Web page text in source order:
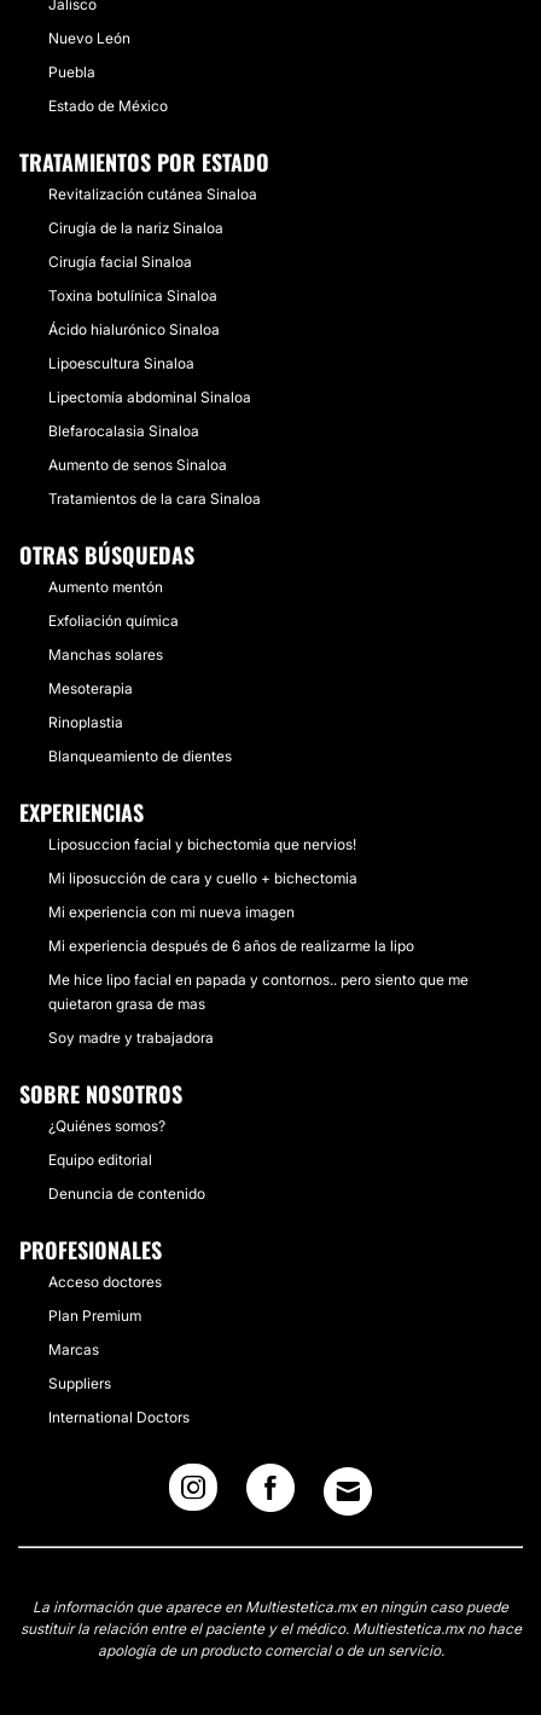
Jalisco
Nuevo León
Puebla
Estado de México
TRATAMIENTOS POR ESTADO
Revitalización cutánea Sinaloa
Cirugía de la nariz Sinaloa
Cirugía facial Sinaloa
Toxina botulínica Sinaloa
Ácido hialurónico Sinaloa
Lipoescultura Sinaloa
Lipectomía abdominal Sinaloa
Blefarocalasia Sinaloa
Aumento de senos Sinaloa
Tratamientos de la cara Sinaloa
OTRAS BÚSQUEDAS
Aumento mentón
Exfoliación química
Manchas solares
Mesoterapia
Rinoplastia
Blanqueamiento de dientes
EXPERIENCIAS
Liposuccion facial y bichectomia que nervios!
Mi liposucción de cara y cuello + bichectomia
Mi experiencia con mi nueva imagen
Mi experiencia después de 6 años de realizarme la lipo
Me hice lipo facial en papada y contornos.. pero siento que me
quietaron grasa de mas
Soy madre y trabajadora
SOBRE NOSOTROS
¿Quiénes somos?
Equipo editorial
Denuncia de contenido
PROFESIONALES
Acceso doctores
Plan Premium
Marcas
Suppliers
International Doctors
La información que aparece en Multiestetica.mx en ningún caso puede
sustituir la relación entre el paciente y el médico. Multiestetica.mx no hace
apología de un producto comercial o de un servicio.